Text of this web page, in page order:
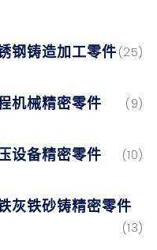
钢铸造加工零件(25)
机械精密零件 (9)
设备精密零件 (10)
灰铁砂铸精密零件
(13)